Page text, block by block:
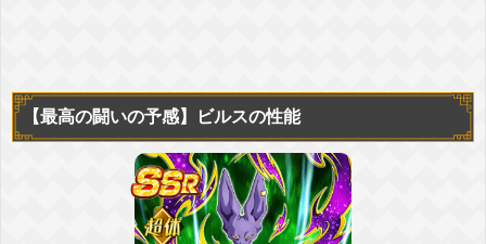
【最高の闘いの予感】 ビルスの性能